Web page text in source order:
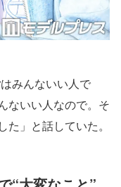
みんないい人で
ないい人なので。そ
」と話していた。